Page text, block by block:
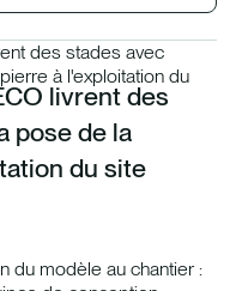
livrent des
pose de la
du site